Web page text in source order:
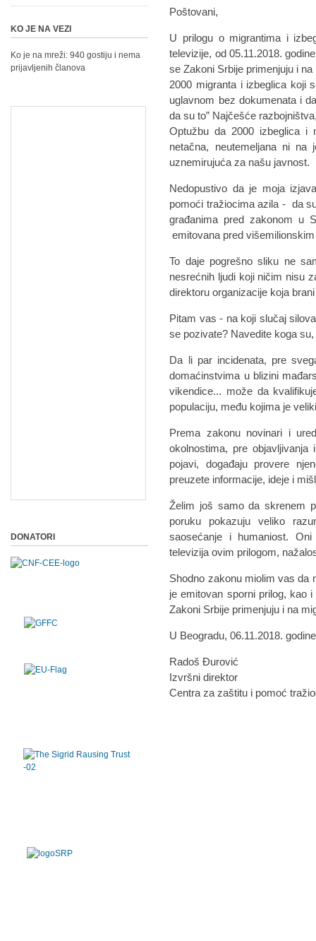
Poštovani,
U prilogu o migrantima i
televizije, od 05.11.2018.
se Zakoni Srbije primenjuju i
2000 migranta i izbeglica koji
uglavnom bez dokumenata i
da su to” Najčešće
Optužbu da 2000 izbeglica i
netačna, neutemeljana ni na
uznemirujuća za našu javnost.
Nedopustivo da je moja
pomoći tražiocima azila - da
građanima pred zakonom u
emitovana pred
To daje pogrešno sliku ne
nesrećnih ljudi koji ničim nisu
direktoru organizacije koja
Pitam vas - na koji slučaj
se pozivate? Navedite koga
Da li par incidenata, pre
domaćinstvima u blizini
vikendice... može da
populaciju, među kojima je
Prema zakonu novinari i
okolnostima, pre objavljivanja
pojavi, događaju provere
preuzete informacije, ideje i
Želim još samo da skrenem
poruku pokazuju veliko
saosećanje i humaniost.
televizija ovim prilogom,
Shodno zakonu miolim vas da
je emitovan sporni prilog, kao
Zakoni Srbije primenjuju i na
U Beogradu, 06.11.2018. godine
Radoš Đurović
Izvršni direktor
Centra za zaštitu i pomoć
KO JE NA VEZI
Ko je na mreži: 940 gostiju i nema
prijavljenih članova
DONATORI